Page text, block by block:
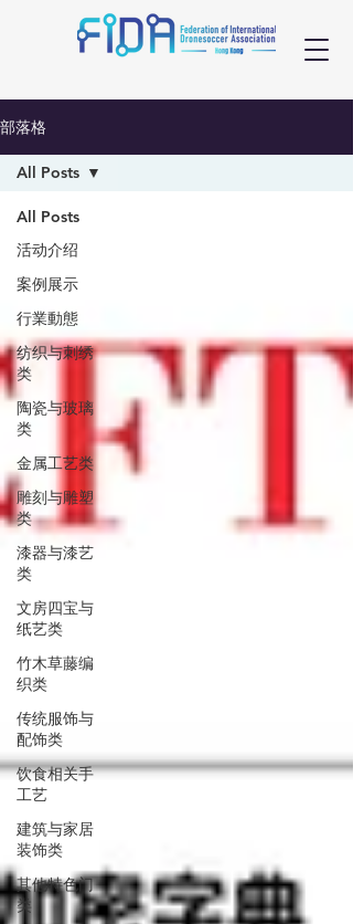
部落格
All Posts
活动介绍
案例展示
行業動態
纺织与刺绣
类
陶瓷与玻璃
类
金属工艺类
雕刻与雕塑
类
漆器与漆艺
类
文房四宝与
纸艺类
竹木草藤编
织类
传统服饰与
配饰类
饮食相关手
工艺
建筑与家居
装饰类
其他特色门
类
All Posts